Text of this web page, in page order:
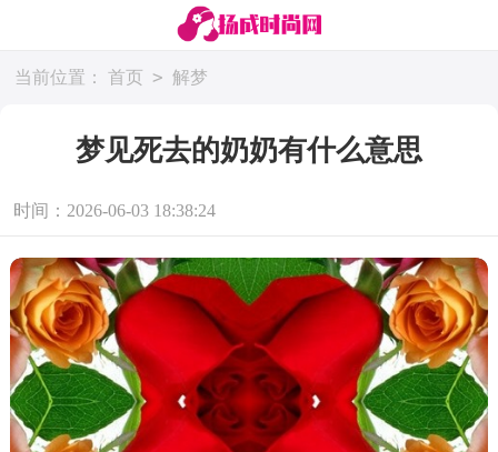
当前位置： 首页 > 解梦
梦见死去的奶奶有什么意思
时间：2026-06-03 18:38:24